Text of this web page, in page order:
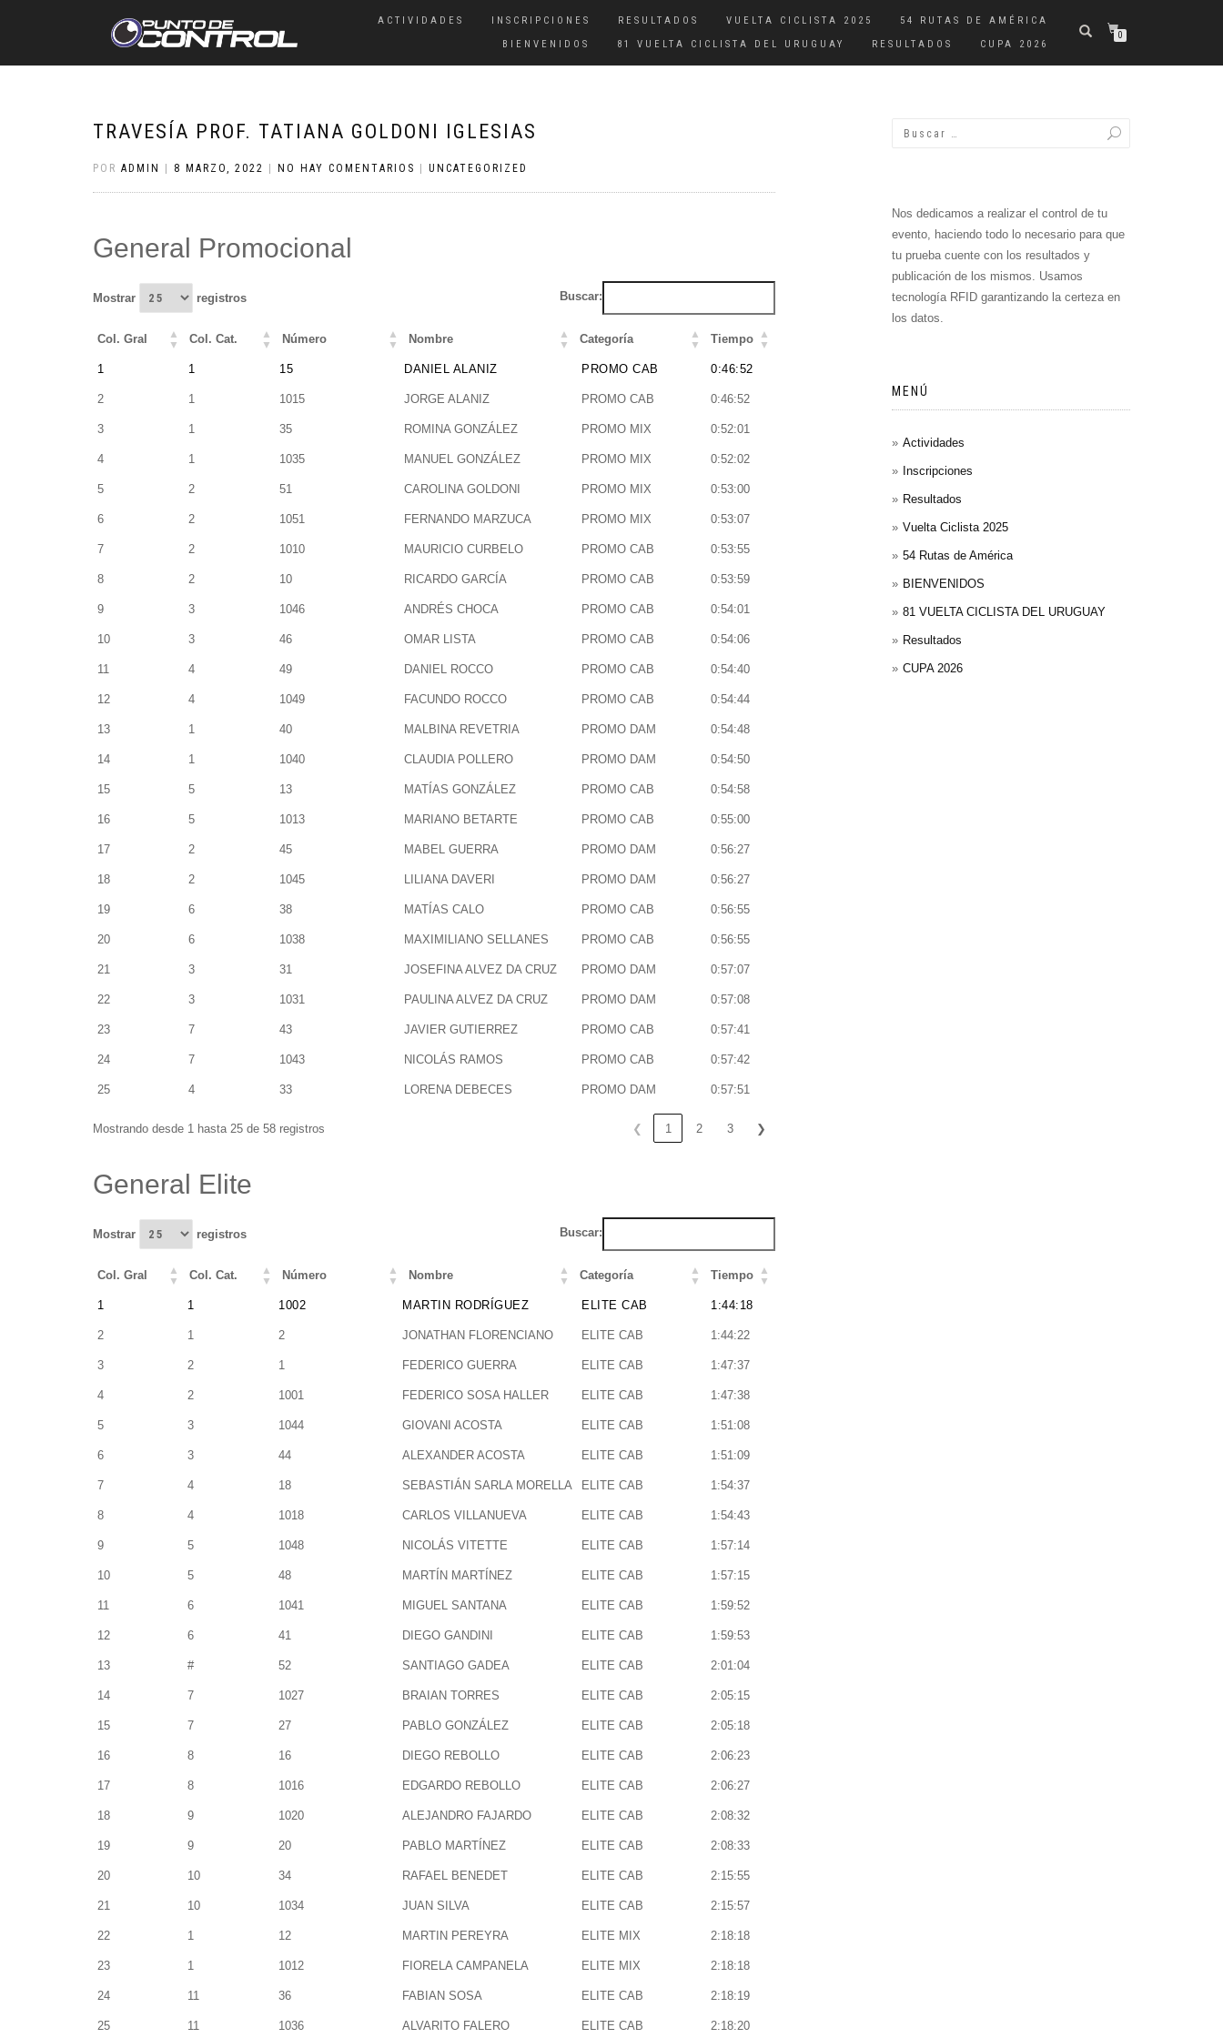
ACTIVIDADES INSCRIPCIONES RESULTADOS VUELTA CICLISTA 2025
54 RUTAS DE AMÉRICA
BIENVENIDOS
81 VUELTA CICLISTA DEL URUGUAY RESULTADOS CUPA 2026
0
TRAVESÍA PROF. TATIANA GOLDONI IGLESIAS
POR ADMIN 8 MARZO, 2022 NO HAY COMENTARIOS UNCATEGORIZED
General Promocional
Mostrar registros Buscar:
Col. Gral Col. Cat. Número Nombre Categoría
Tiempo
Col. Gral
Col. Cat. Número Nombre Categoría Tiempo
1 1 15 DANIEL ALANIZ PROMO CAB 0:46:52
2 1 1015 JORGE ALANIZ PROMO CAB 0:46:52
3 1 35 ROMINA GONZÁLEZ PROMO MIX 0:52:01
4 1 1035 MANUEL GONZÁLEZ PROMO MIX 0:52:02
5 2 51 CAROLINA GOLDONI PROMO MIX 0:53:00
6 2 1051 FERNANDO MARZUCA PROMO MIX 0:53:07
7 2 1010 MAURICIO CURBELO PROMO CAB 0:53:55
8 2 10 RICARDO GARCÍA PROMO CAB 0:53:59
9 3 1046 ANDRÉS CHOCA PROMO CAB 0:54:01
10 3 46 OMAR LISTA PROMO CAB 0:54:06
11 4 49 DANIEL ROCCO PROMO CAB 0:54:40
12 4 1049 FACUNDO ROCCO PROMO CAB 0:54:44
13 1 40 MALBINA REVETRIA PROMO DAM 0:54:48
14 1 1040 CLAUDIA POLLERO PROMO DAM 0:54:50
15 5 13 MATÍAS GONZÁLEZ PROMO CAB 0:54:58
16 5 1013 MARIANO BETARTE PROMO CAB 0:55:00
17 2 45 MABEL GUERRA PROMO DAM 0:56:27
18 2 1045 LILIANA DAVERI PROMO DAM 0:56:27
19 6 38 MATÍAS CALO PROMO CAB 0:56:55
20 6 1038 MAXIMILIANO SELLANES PROMO CAB 0:56:55
21 3 31 JOSEFINA ALVEZ DA CRUZ PROMO DAM 0:57:07
22 3 1031 PAULINA ALVEZ DA CRUZ PROMO DAM 0:57:08
23 7 43 JAVIER GUTIERREZ PROMO CAB 0:57:41
24 7 1043 NICOLÁS RAMOS PROMO CAB 0:57:42
25 4 33 LORENA DEBECES PROMO DAM 0:57:51
Mostrando desde 1 hasta 25 de 58 registros ❮ 1 2 3 ❯
General Elite
Mostrar registros Buscar:
Col. Gral Col. Cat. Número Nombre Categoría
Tiempo
Col. Gral
Col. Cat. Número Nombre Categoría Tiempo
1 1 1002 MARTIN RODRÍGUEZ ELITE CAB 1:44:18
2 1 2 JONATHAN FLORENCIANO ELITE CAB 1:44:22
3 2 1 FEDERICO GUERRA ELITE CAB 1:47:37
4 2 1001 FEDERICO SOSA HALLER ELITE CAB 1:47:38
5 3 1044 GIOVANI ACOSTA ELITE CAB 1:51:08
6 3 44 ALEXANDER ACOSTA ELITE CAB 1:51:09
7 4 18 SEBASTIÁN SARLA MORELLA ELITE CAB 1:54:37
8 4 1018 CARLOS VILLANUEVA ELITE CAB 1:54:43
9 5 1048 NICOLÁS VITETTE ELITE CAB 1:57:14
10 5 48 MARTÍN MARTÍNEZ ELITE CAB 1:57:15
11 6 1041 MIGUEL SANTANA ELITE CAB 1:59:52
12 6 41 DIEGO GANDINI ELITE CAB 1:59:53
13 # 52 SANTIAGO GADEA ELITE CAB 2:01:04
14 7 1027 BRAIAN TORRES ELITE CAB 2:05:15
15 7 27 PABLO GONZÁLEZ ELITE CAB 2:05:18
16 8 16 DIEGO REBOLLO ELITE CAB 2:06:23
17 8 1016 EDGARDO REBOLLO ELITE CAB 2:06:27
18 9 1020 ALEJANDRO FAJARDO ELITE CAB 2:08:32
19 9 20 PABLO MARTÍNEZ ELITE CAB 2:08:33
20 10 34 RAFAEL BENEDET ELITE CAB 2:15:55
21 10 1034 JUAN SILVA ELITE CAB 2:15:57
22 1 12 MARTIN PEREYRA ELITE MIX 2:18:18
23 1 1012 FIORELA CAMPANELA ELITE MIX 2:18:18
24 11 36 FABIAN SOSA ELITE CAB 2:18:19
25 11 1036 ALVARITO FALERO ELITE CAB 2:18:20
Nos dedicamos a realizar el control de tu
evento, haciendo todo lo necesario para que
tu prueba cuente con los resultados y
publicación de los mismos. Usamos
tecnología RFID garantizando la certeza en
los datos.
MENÚ
Actividades
Inscripciones
Resultados
Vuelta Ciclista 2025
54 Rutas de América
BIENVENIDOS
81 VUELTA CICLISTA DEL URUGUAY
Resultados
CUPA 2026